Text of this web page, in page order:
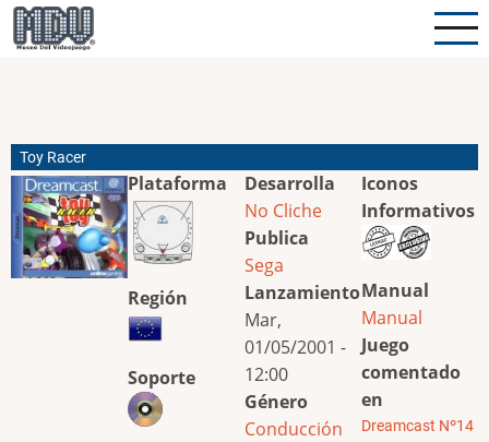
Pasar
al
Toy Racer
Plataforma
Región
Soporte
Desarrolla
No Cliche
Publica
Sega
Lanzamiento
Mar,
01/05/2001 -
12:00
Género
Conducción
Iconos
Informativos
Manual
Manual
Juego
comentado
en
Dreamcast Nº14